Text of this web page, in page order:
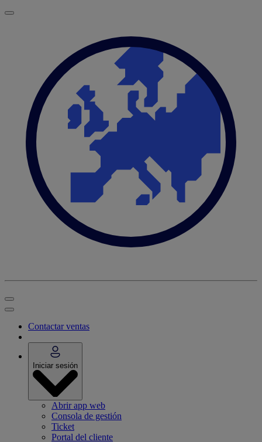
Contactar ventas
Iniciar sesión
Abrir app web
Consola de gestión
Ticket
Portal del cliente